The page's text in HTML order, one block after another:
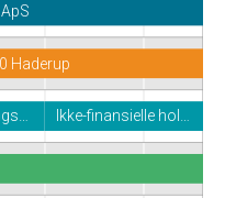
Haderup
Ikke-finansielle hol…